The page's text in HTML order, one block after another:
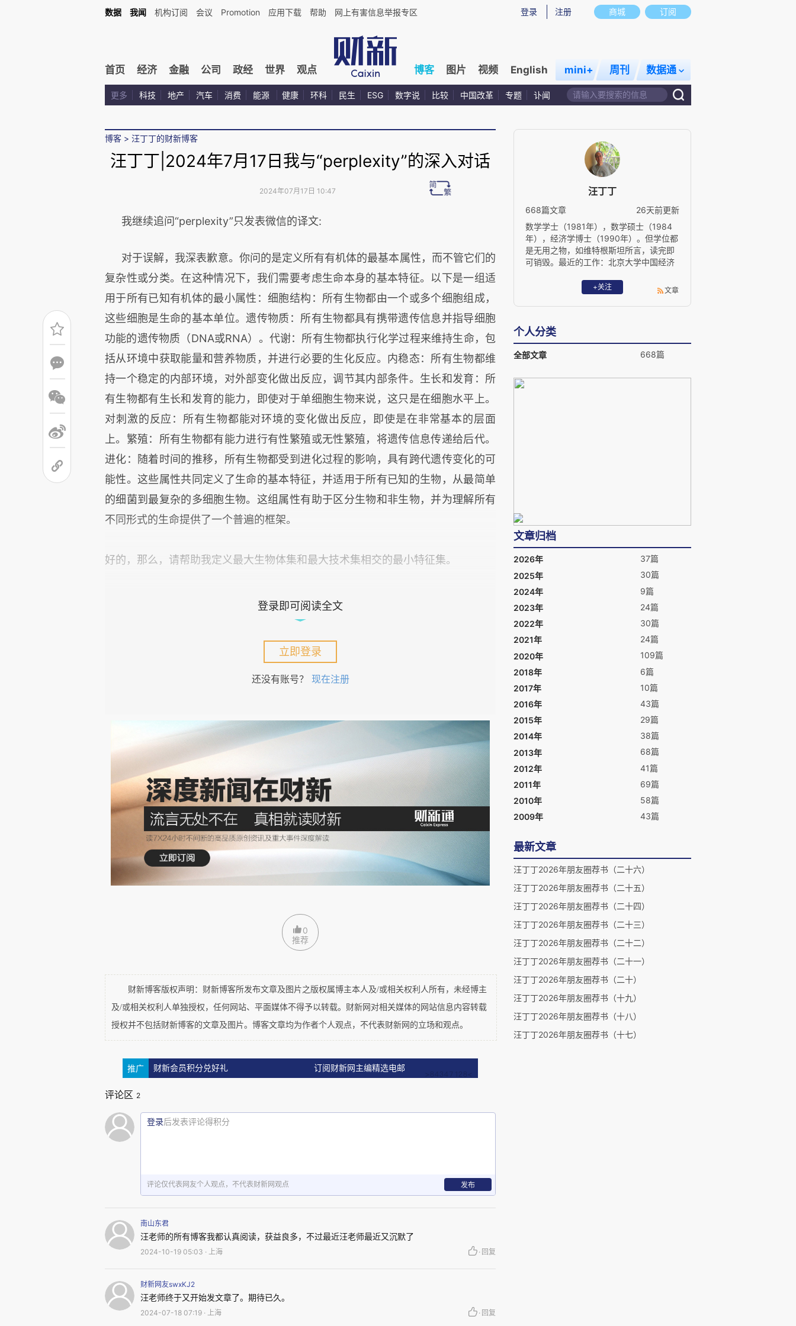
商城 订阅
登录 注册
数据 我闻 机构订阅 会议 Promotion 应用下载 帮助 网上有害信息举报专区
首页 经济 金融 公司 政经 世界 观点 博客 图片 视频 English mini+ 周刊 数据通
更多 科技 地产 汽车 消费 能源 健康 环科 民生 ESG 数字说 比较 中国改革 专题 讣闻
博客 > 汪丁丁的财新博客
汪丁丁|2024年7月17日我与“perplexity”的深入对话
2024年07月17日 10:47
我继续追问“perplexity”只发表微信的译文:
对于误解，我深表歉意。你问的是定义所有有机体的最基本属性，而不管它们的
复杂性或分类。在这种情况下，我们需要考虑生命本身的基本特征。以下是一组适
用于所有已知有机体的最小属性：细胞结构：所有生物都由一个或多个细胞组成，
这些细胞是生命的基本单位。遗传物质：所有生物都具有携带遗传信息并指导细胞
功能的遗传物质（DNA或RNA）。代谢：所有生物都执行化学过程来维持生命，包
括从环境中获取能量和营养物质，并进行必要的生化反应。内稳态：所有生物都维
持一个稳定的内部环境，对外部变化做出反应，调节其内部条件。生长和发育：所
有生物都有生长和发育的能力，即使对于单细胞生物来说，这只是在细胞水平上。
对刺激的反应：所有生物都能对环境的变化做出反应，即使是在非常基本的层面
上。繁殖：所有生物都有能力进行有性繁殖或无性繁殖，将遗传信息传递给后代。
进化：随着时间的推移，所有生物都受到进化过程的影响，具有跨代遗传变化的可
能性。这些属性共同定义了生命的基本特征，并适用于所有已知的生物，从最简单
的细菌到最复杂的多细胞生物。这组属性有助于区分生物和非生物，并为理解所有
不同形式的生命提供了一个普遍的框架。
好的，那么，请帮助我定义最大生物体集和最大技术集相交的最小特征集。
为了定义与最大生物体和技术集相交的最小特征集，我们需要考虑与生命系统和技
术系统相关的最基本属性。以下是建议的最小功能集：信息处理：所有生物体都处
理遗传信息，而技术则处理数据或信号。此功能包括存储、传输和操作信息的能
力。能源利用：生物体和技术都需要能量才能发挥作用。生物体有新陈代谢，而技
术消耗电力或燃料。结构组织：生物体具有细胞结构，而技术具有物理成分。两者
与环境的相互作用：生物体对刺激做出反应，而技术则通过输入和输出与周围环境
相互作用。功能专业化：生物体具有专门的细胞成分，而技术具有专门的部分或模
块。可扩展性：生物体和技术都可以存在于各种尺度上，从微观到宏观。适应性：
生物体会随着时间的推移而进化，而技术可以升级或修改以适应不断变化的需求。
复制/繁殖：生物体可以繁殖，而技术可以制造或复制。纠错：生物体具有DNA修复
机制，而技术具有错误检查和容错系统。资源利用：生物体和技术都消耗环境中的
资源以维持其功能和结构。这组最小的特征捕捉了最广泛的生物体和技术所共有的
基本特征。它侧重于适用于生物和技术领域的基本过程和属性，从而允许一个通用
的框架来分析和比较不同的系统。通过识别这些共同特征，我们可以开发跨学科方
创新。这种生物学和技术的交叉点可以促进仿生技术的发展，并通过信息处理和复
杂系统理论的视角对生命系统有更深入的理解。
不，我指的是自然资源的基本特征。
我为误会道歉。基于搜索结果和您的澄清，让我们重点关注自然资源的基本特征。
下面是定义自然资源的关键属性的简要列表:自然发生:没有人类活动或干预而存在的
资源。效用或价值:它们必须对人类有某种用途或价值，无论是经济、美学、科学还
再生性:根据其再生能力可分为可再生或不可再生。分布不均:自然资源在不同地理区
域的分布往往不均匀。外部性:自然资源的开采或使用可能导致外部效应，如污染。
波动性:自然资源的价格可能会发生显著的变化。主导地位:一些国家经济可能严重依
经济上有用（例如金属矿石、石油）。生态系统功能:许多自然资源在维持生态平衡
境等不同角度界定自然资源的基本特征。它们强调了这些资源的复杂性以及与其管
理和可持续利用有关的挑战。
因此，资源是为了让有机体生活得更好，因为交易发生在两方之间。或者想想原核
生物，绿藻通过从光和水中获取自身营养而生活得更好。
登录即可阅读全文
立即登录
还没有账号？ 现在注册
0
推荐
财新博客版权声明：财新博客所发布文章及图片之版权属博主本人及/或相关权利人所有，未经博主
及/或相关权利人单独授权，任何网站、平面媒体不得予以转载。财新网对相关媒体的网站信息内容转载
授权并不包括财新博客的文章及图片。博客文章均为作者个人观点，不代表财新网的立场和观点。
推广 财新会员积分兑好礼 订阅财新网主编精选电邮
评论区 2
登录后发表评论得积分
评论仅代表网友个人观点，不代表财新网观点 发布
南山东君
汪老师的所有博客我都认真阅读，获益良多，不过最近汪老师最近又沉默了
2024-10-19 05:03 · 上海 · 回复
财新网友swxKJ2
汪老师终于又开始发文章了。期待已久。
2024-07-18 07:19 · 上海 · 回复
汪丁丁
668篇文章
26天前更新
数学学士（1981年），数学硕士（1984
年），经济学博士（1990年）。但学位都
是无用之物，如维特根斯坦所言，读完即
可销毁。最近的工作：北京大学中国经济
授，浙江大学跨学科社会科学研究中心学
术委员会主席。长期坚持的工作：财新传
媒学术顾问。教学及阅读领域：经济学思
治经济学——公共选择理论与社会选择理
论、演化社会理论——演化认识论与演化
道德哲学。在公共领域内所持的矛盾态
任何学说及其说服者持温和的怀疑主义态
+关注 文章
个人分类
全部文章 668篇
文章归档
2026年
37篇
2025年
30篇
2024年
9篇
2023年
24篇
2022年
30篇
2021年
24篇
2020年
109篇
2018年
6篇
2017年
10篇
2016年
43篇
2015年
29篇
2014年
38篇
2013年
68篇
2012年
41篇
2011年
69篇
2010年
58篇
2009年
43篇
最新文章
汪丁丁2026年朋友圈荐书（二十六）
汪丁丁2026年朋友圈荐书（二十五）
汪丁丁2026年朋友圈荐书（二十四）
汪丁丁2026年朋友圈荐书（二十三）
汪丁丁2026年朋友圈荐书（二十二）
汪丁丁2026年朋友圈荐书（二十一）
汪丁丁2026年朋友圈荐书（二十）
汪丁丁2026年朋友圈荐书（十九）
汪丁丁2026年朋友圈荐书（十八）
汪丁丁2026年朋友圈荐书（十七）